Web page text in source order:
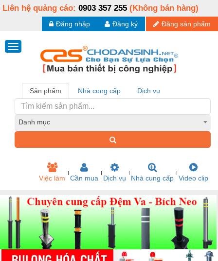
Liên hệ quảng cáo: 0903 357 255 (Không bán hàng)
Đăng sản phẩm
Đăng ký
Đăng nhập
Sản phẩm Nhà cung cấp Dịch vụ
Danh mục
Việc làm Cần mua Dịch vụ Nhà cung cấp Video clip